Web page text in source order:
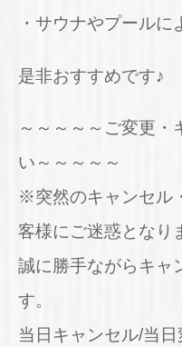
・サウナやプールに
是非おすすめです♪
～～～～～ご変更・
い～～～～～
※突然のキャンセル
客様にご迷惑となり
誠に勝手ながらキャ
す。
当日キャンセル/当